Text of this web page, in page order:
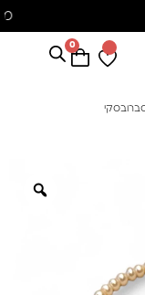
0
סברובסקי